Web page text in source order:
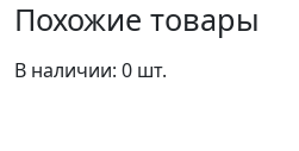
Похожие товары
В наличии: 0 шт.